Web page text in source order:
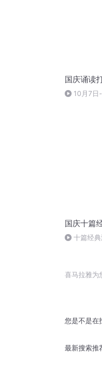
国庆诵读
10月7日
国庆十篇
十篇经
喜马拉雅为
您是不是在
最新搜索推